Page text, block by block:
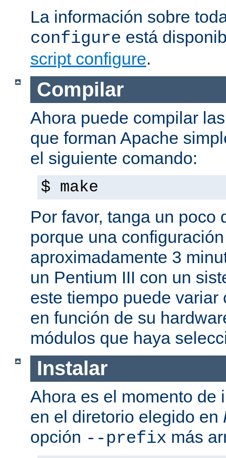
La información sobre
configure está
script configure.
Compilar
Ahora puede compilar
que forman Apache
el siguiente comando:
$ make
Por favor, tanga un poco
porque una
aproximadamente 3
un Pentium III con un
este tiempo puede
en función de su
módulos que haya
Instalar
Ahora es el momento de
en el diretorio elegido en
opción --prefix más